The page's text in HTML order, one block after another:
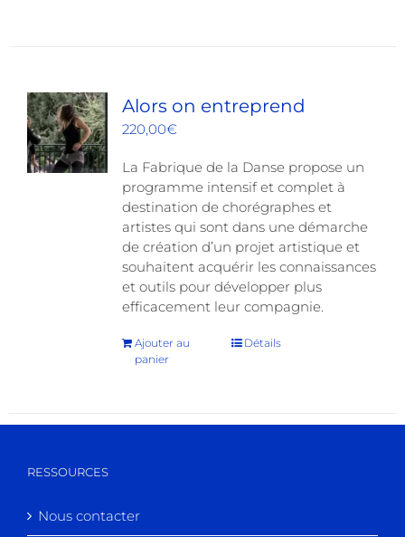
Alors on entreprend
220,00€
La Fabrique de la Danse propose un
programme intensif et complet à
destination de chorégraphes et
artistes qui sont dans une démarche
de création d’un projet artistique et
souhaitent acquérir les connaissances
et outils pour développer plus
efficacement leur compagnie.
Ajouter au
panier
Détails
RESSOURCES
Nous contacter